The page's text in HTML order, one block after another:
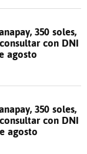
350 soles,
con DNI
agosto
350 soles,
con DNI
agosto